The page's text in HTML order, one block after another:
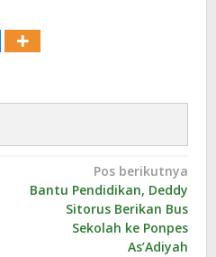
Pos berikutnya
Bantu Pendidikan, Deddy
Sitorus Berikan Bus
Sekolah ke Ponpes
As’Adiyah